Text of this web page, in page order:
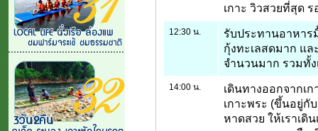
เกาะ วิวสวยที่สุด
12:30 น.
รับประทานอาหาร
กุ้งทะเลสดมาก แ
จำนวนมาก รวมทั้
14:00 น.
เดินทางออกจากเ
เกาะพระ (ขึ้นอยู่
หาดสวย ให้เราเดิ